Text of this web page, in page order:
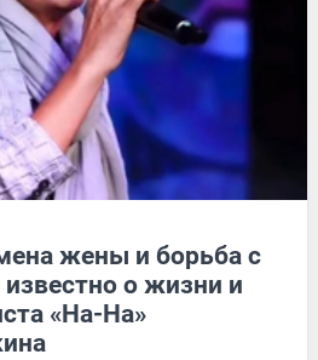
жены и борьба с
о жизни и
«На-На»